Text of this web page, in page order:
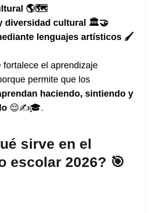
🌎🗺️
diversidad cultural 🏛️🤝
lenguajes artísticos 🖌️
fortalece el aprendizaje
permite que los
haciendo, sintiendo y
😌✍️🎓.
sirve en el
escolar 2026? 🎯